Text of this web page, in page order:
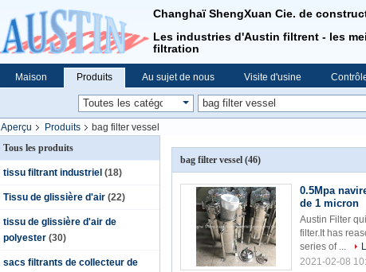
Changhaï ShengXuan Cie. de
Les industries d'Austin filtrent - les
filtration
Maison Produits Au sujet de nous Visite d'usine
Aperçu Produits
bag filter vessel
Tous les produits
tissu filtrant industriel (18)
Tissu de glissière d'air (22)
tissu de glissière d'air de
polyester (30)
sacs filtrants de collecteur de
bag filter vessel (46)
0.5Mpa
de 1 micron
Austin Filter
filter.It has
series of ...
2021-02-08